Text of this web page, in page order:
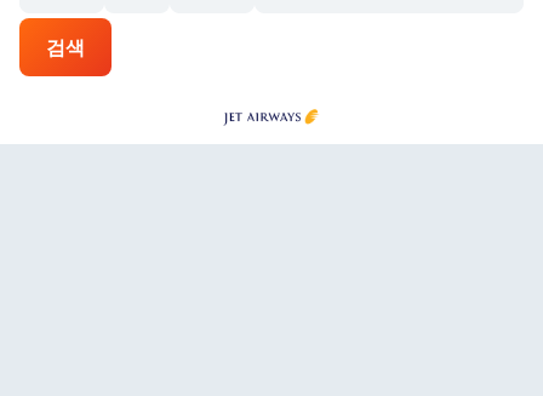
검색